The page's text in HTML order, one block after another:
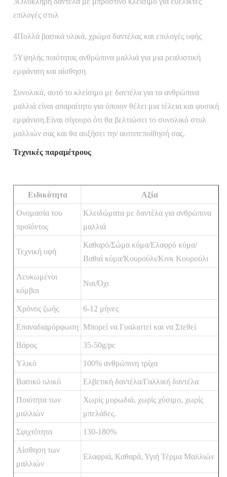
επιλογές στυλ
4Πολλά βασικά υλικά, χρώμα δαντέλας και επιλογές υφής
5Υψηλής ποιότητας ανθρώπινα μαλλιά για μια ρεαλιστική
εμφάνιση και αίσθηση
Συνολικά, αυτό το κλείσιμο με δαντέλα για τα ανθρώπινα
μαλλιά είναι απαραίτητο για όποιον θέλει μια τέλεια και φυσική
εμφάνιση.Είναι σίγουρο ότι θα βελτιώσει το συνολικό στυλ
μαλλιών σας και θα αυξήσει την αυτοπεποίθησή σας.
Τεχνικές παραμέτρους
Ειδικότητα Αξία
Ονομασία του
προϊόντος
Κλειδώματα με δαντέλα για ανθρώπινα
μαλλιά
Τεχνική υφή
Καθαρό/Σώμα κύμα/Ελαφρύ κύμα/
Βαθιά κύμα/Κουρούλι/Κινκ Κουρούλι
Λευκωμένοι
κόμβοι
Ναι/Όχι
Χρόνος ζωής 6-12 μήνες
Επαναδιαμόρφωση Μπορεί να Γυαλιστεί και να Στεθεί
Βάρος 35-50g/pc
Υλικό 100% ανθρώπινη τρίχα
Βασικό υλικό Ελβετική δαντέλα/Γαλλική δαντέλα
Ποιότητα των
μαλλιών
Χωρίς μυρωδιά, χωρίς χύσιμο, χωρίς
μπελάδες.
Σφιχτότητα 130-180%
Αίσθηση των
μαλλιών
Ελαφριά, Καθαρά, Υγιή Τέρμα Μαλλιών